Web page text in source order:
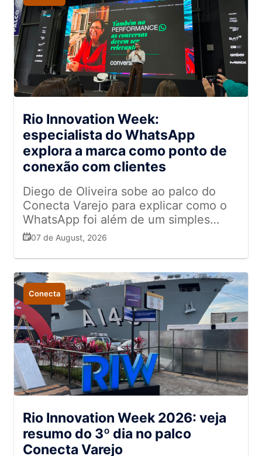
Rio Innovation Week:
especialista do WhatsApp
explora a marca como ponto de
conexão com clientes
Diego de Oliveira sobe ao palco do
Conecta Varejo para explicar como o
WhatsApp foi além de um simples
canal de comunicação
07 de August, 2026
Conecta
Rio Innovation Week 2026: veja
resumo do 3º dia no palco
Conecta Varejo